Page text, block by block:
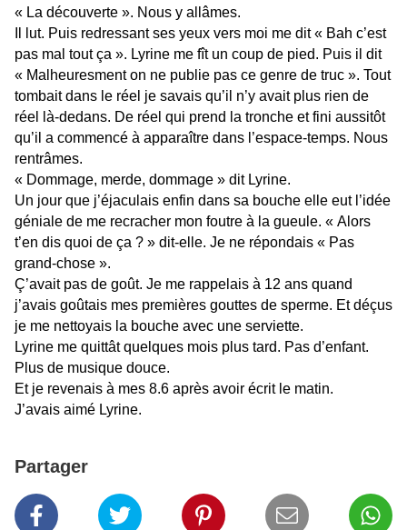
« La découverte ». Nous y allâmes.
Il lut. Puis redressant ses yeux vers moi me dit « Bah c’est
pas mal tout ça ». Lyrine me fît un coup de pied. Puis il dit
« Malheuresment on ne publie pas ce genre de truc ». Tout
tombait dans le réel je savais qu’il n’y avait plus rien de
réel là-dedans. De réel qui prend la tronche et fini aussitôt
qu’il a commencé à apparaître dans l’espace-temps. Nous
rentrâmes.
« Dommage, merde, dommage » dit Lyrine.
Un jour que j’éjaculais enfin dans sa bouche elle eut l’idée
géniale de me recracher mon foutre à la gueule. « Alors
t’en dis quoi de ça ? » dit-elle. Je ne répondais « Pas
grand-chose ».
Ç’avait pas de goût. Je me rappelais à 12 ans quand
j’avais goûtais mes premières gouttes de sperme. Et déçus
je me nettoyais la bouche avec une serviette.
Lyrine me quittât quelques mois plus tard. Pas d’enfant.
Plus de musique douce.
Et je revenais à mes 8.6 après avoir écrit le matin.
J’avais aimé Lyrine.
Partager